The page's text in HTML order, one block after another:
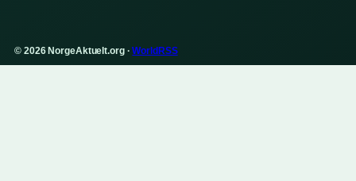
© 2026 NorgeAktuelt.org ·WorldRSS